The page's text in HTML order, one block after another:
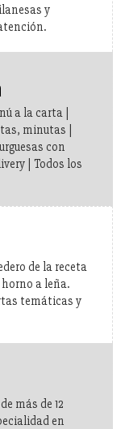
y
a la carta |
minutas |
con
| Todos los
de la receta
a leña.
temáticas y
más de 12
en